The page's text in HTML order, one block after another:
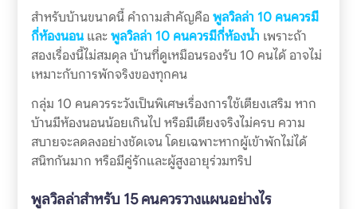
สำหรับบ้านขนาดนี้ คำถามสำคัญคือ พูลวิลล่า 10 คนควรมี
กี่ห้องนอนและพูลวิลล่า 10 คนควรมีกี่ห้องน้ำ เพราะถ้า
สองเรื่องนี้ไม่สมดุล บ้านที่ดูเหมือนรองรับ 10 คนได้ อาจไม่
เหมาะกับการพักจริงของทุกคน
กลุ่ม 10 คนควรระวังเป็นพิเศษเรื่องการใช้เตียงเสริม หาก
บ้านมีห้องนอนน้อยเกินไป หรือมีเตียงจริงไม่ครบ ความ
สบายจะลดลงอย่างชัดเจน โดยเฉพาะหากผู้เข้าพักไม่ได้
สนิทกันมาก หรือมีคู่รักและผู้สูงอายุร่วมทริป
พูลวิลล่าสำหรับ 15 คนควรวางแผนอย่างไร